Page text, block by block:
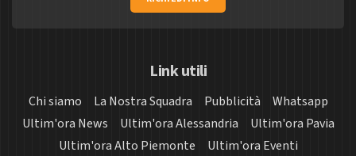
Link utili
Chi siamo La Nostra Squadra Pubblicità
Whatsapp
Ultim'ora News
Ultim'ora Alessandria
Ultim'ora Pavia
Ultim'ora Alto Piemonte
Ultim'ora Eventi